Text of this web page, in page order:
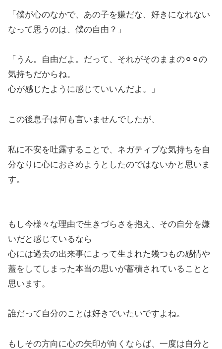
「僕が心のなかで、あの子を嫌だな、好きになれない
なって思うのは、僕の自由？」
「うん。自由だよ。だって、それがそのままの⚪︎⚪︎の
気持ちだからね。
心が感じたように感じていいんだよ。」
この後息子は何も言いませんでしたが、
私に不安を吐露することで、ネガティブな気持ちを自
分なりに心におさめようとしたのではないかと思いま
す。
もし今様々な理由で生きづらさを抱え、その自分を嫌
いだと感じているなら
心には過去の出来事によって生まれた幾つもの感情や
蓋をしてしまった本当の思いが蓄積されていることと
思います。
誰だって自分のことは好きでいたいですよね。
もしその方向に心の矢印が向くならば、一度は自分と